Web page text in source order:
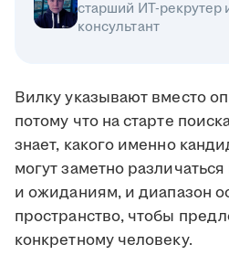
старший ИТ-рекрутер
консультант
Вилку указывают вместо
потому что на старте
знает, какого именно
могут заметно
и ожиданиям, и диапазон
пространство, чтобы
конкретному человеку.